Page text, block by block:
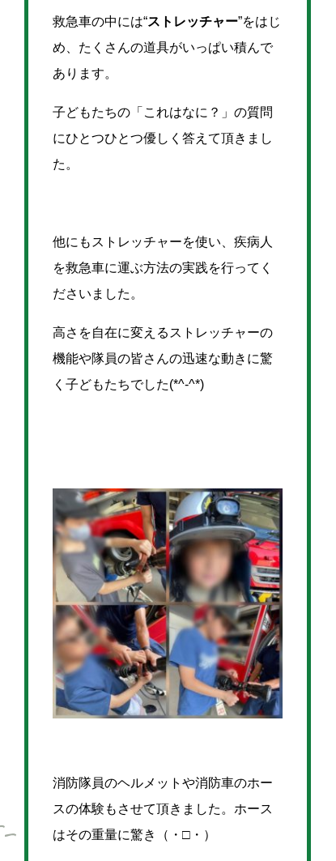
救急車の中には“ストレッチャー”をはじ
め、たくさんの道具がいっぱい積んで
あります。
子どもたちの「これはなに？」の質問
にひとつひとつ優しく答えて頂きまし
た。
他にもストレッチャーを使い、疾病人
を救急車に運ぶ方法の実践を行ってく
ださいました。
高さを自在に変えるストレッチャーの
機能や隊員の皆さんの迅速な動きに驚
く子どもたちでした(*^-^*)
消防隊員のヘルメットや消防車のホー
スの体験もさせて頂きました。ホース
はその重量に驚き（・□・）